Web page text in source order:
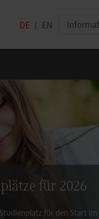
DE EN
für 2026
für den Start